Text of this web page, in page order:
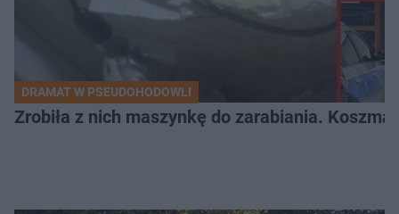
DRAMAT W PSEUDOHODOWLI
Zrobiła z nich maszynkę do zarabiania.